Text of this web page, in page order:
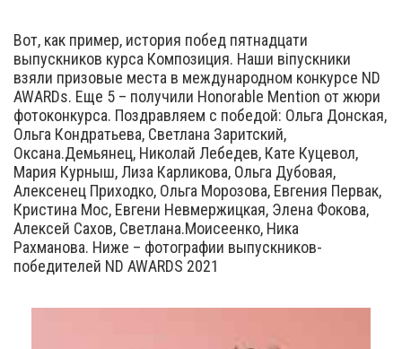
Вот, как пример, история побед пятнадцати
выпускников курса Композиция. Наши віпускники
взяли призовые места в международном конкурсе ND
AWARDs. Еще 5 – получили Honorable Mention от жюри
фотоконкурса. Поздравляем с победой: Ольга Донская,
Ольга Кондратьева, Светлана Заритский,
Оксана.Демьянец, Николай Лебедев, Кате Куцевол,
Мария Курныш, Лиза Карликова, Ольга Дубовая,
Алексенец Приходко, Ольга Морозова, Евгения Первак,
Кристина Мос, Евгени Невмержицкая, Элена Фокова,
Алексей Сахов, Светлана.Моисеенко, Ника
Рахманова. Ниже – фотографии выпускников-
победителей ND AWARDS 2021